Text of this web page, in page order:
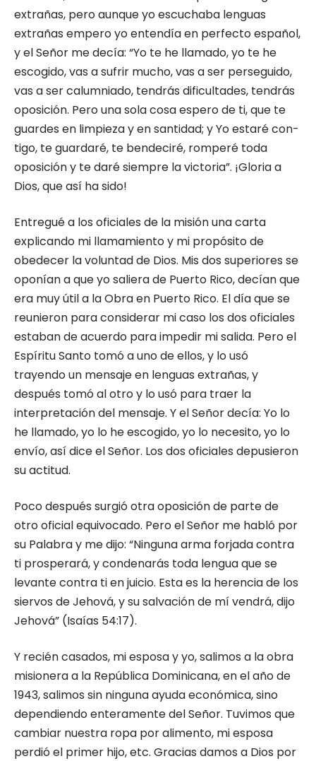
extrañas, pero aunque yo escuchaba lenguas
extra­ñas empero yo entendía en perfecto espa­ñol,
y el Señor me decía: “Yo te he llamado, yo te he
escogido, vas a sufrir mucho, vas a ser perseguido,
vas a ser calumniado, ten­drás dificultades, tendrás
oposición. Pero una sola cosa espero de ti, que te
guardes en limpieza y en santidad; y Yo estaré con­
tigo, te guardaré, te bendeciré, romperé toda
oposición y te daré siempre la victo­ria”. ¡Gloria a
Dios, que así ha sido!
Entregué a los oficiales de la misión una carta
explicando mi llamamiento y mi propósito de
obedecer la voluntad de Dios. Mis dos superiores se
oponían a que yo sa­liera de Puerto Rico, decían que
era muy útil a la Obra en Puerto Rico. El día que se
reunieron para considerar mi caso los dos oficiales
estaban de acuerdo para impedir mi salida. Pero el
Espíritu Santo tomó a uno de ellos, y lo usó
trayendo un mensa­je en lenguas extrañas, y
después tomó al otro y lo usó para traer la
interpretación del mensaje. Y el Señor decía: Yo lo
he lla­mado, yo lo he escogido, yo lo necesito, yo lo
envío, así dice el Señor. Los dos oficiales depusieron
su actitud.
Poco después surgió otra oposición de parte de
otro oficial equivocado. Pero el Señor me habló por
su Palabra y me dijo: “Ninguna arma forjada contra
ti prosperará, y condenarás toda lengua que se
levante contra ti en juicio. Esta es la herencia de los
siervos de Jehová, y su salvación de mí vendrá, dijo
Jeho­vá” (Isaías 54:17).
Y recién casados, mi esposa y yo, sa­limos a la obra
misionera a la República Dominicana, en el año de
1943, salimos sin ninguna ayuda económica, sino
depen­diendo enteramente del Señor. Tuvimos que
cambiar nuestra ropa por alimento, mi esposa
perdió el primer hijo, etc. Gracias damos a Dios por